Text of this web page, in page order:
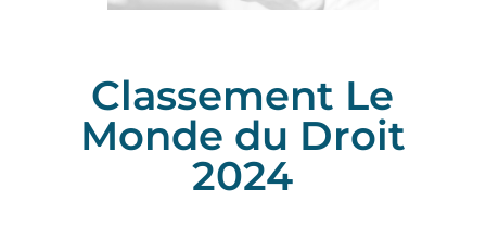
Classement Le
Monde du Droit
2024